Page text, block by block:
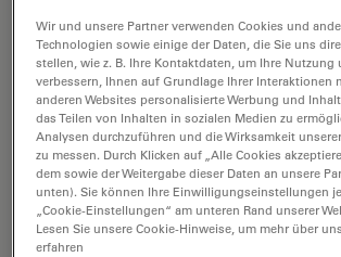
Reflexionslicht-Illuminator mit
Beleuchtung
Wir und unsere Partner verwenden Cookies und
Technologien sowie einige der Daten, die Sie uns
stellen, wie z. B. Ihre Kontaktdaten, um Ihre Nutzung
verbessern, Ihnen auf Grundlage Ihrer Interaktionen
anderen Websites personalisierte Werbung und
das Teilen von Inhalten in sozialen Medien zu
Analysen durchzuführen und die Wirksamkeit
zu messen. Durch Klicken auf „Alle Cookies
dem sowie der Weitergabe dieser Daten an unsere
unten). Sie können Ihre Einwilligungseinstellungen
„Cookie-Einstellungen“ am unteren Rand unserer
Lesen Sie unsere Cookie-Hinweise, um mehr über
erfahren